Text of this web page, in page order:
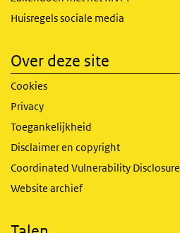
Huisregels sociale media
Over deze site
Cookies
Privacy
Toegankelijkheid
Disclaimer en copyright
Coordinated Vulnerability Disclosure
Website archief